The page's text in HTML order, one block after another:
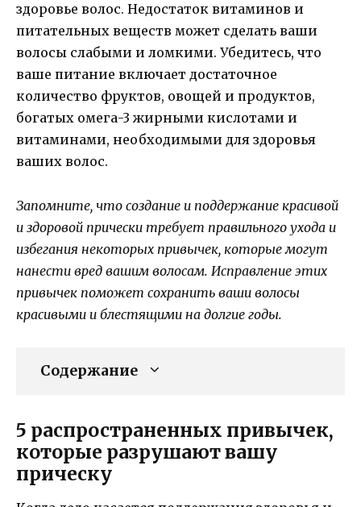
здоровье волос. Недостаток витаминов и
питательных веществ может сделать ваши
волосы слабыми и ломкими. Убедитесь, что
ваше питание включает достаточное
количество фруктов, овощей и продуктов,
богатых омега-3 жирными кислотами и
витаминами, необходимыми для здоровья
ваших волос.
Запомните, что создание и поддержание красивой
и здоровой прически требует правильного ухода и
избегания некоторых привычек, которые могут
нанести вред вашим волосам. Исправление этих
привычек поможет сохранить ваши волосы
красивыми и блестящими на долгие годы.
Содержание
5 распространенных привычек,
которые разрушают вашу
прическу